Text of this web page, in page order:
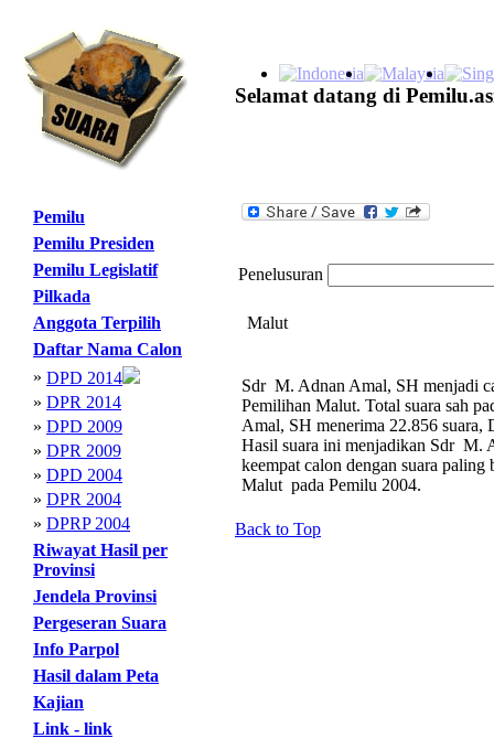
Selamat datang di
Pemilu
Pemilu Presiden
Pemilu Legislatif
Pilkada
Anggota Terpilih
Daftar Nama Calon
» DPD 2014
» DPR 2014
» DPD 2009
» DPR 2009
» DPD 2004
» DPR 2004
» DPRP 2004
Riwayat Hasil per
Provinsi
Jendela Provinsi
Pergeseran Suara
Info Parpol
Hasil dalam Peta
Kajian
Link - link
Penelusuran
Malut
Sdr M. Adnan Amal, SH menjadi
Pemilihan Malut. Total suara sah
Amal, SH menerima 22.856
Hasil suara ini menjadikan Sdr M.
keempat calon dengan suara
Malut pada Pemilu 2004.
Back to Top